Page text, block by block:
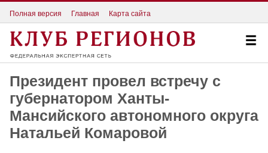
Полная версия Главная Карта сайта
Президент провел встречу с
губернатором Ханты-
Мансийского автономного округа
Натальей Комаровой